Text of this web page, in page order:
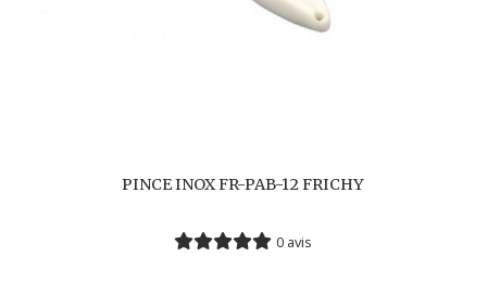
PINCE INOX FR-PAB-12 FRICHY
0 avis